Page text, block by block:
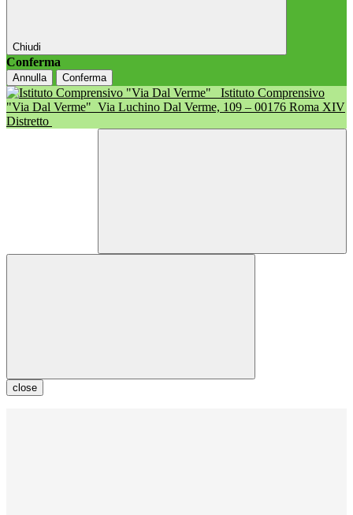
Chiudi
Conferma
Annulla Conferma
Istituto Comprensivo
"Via Dal Verme" Via Luchino Dal Verme, 109 – 00176 Roma XIV
Distretto
close